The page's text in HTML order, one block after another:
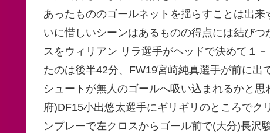
あったもののゴールネットを揺らすことは出
いに惜しいシーンはあるものの得点には結び
スをウィリアン リラ選手がヘッドで決めて１
たのは後半42分、FW19宮崎純真選手が前に
シュートが無人のゴールへ吸い込まれるかと
府)DF15小出悠太選手にギリギリのところでク
ンプレーで左クロスからゴール前で(大分)長沢